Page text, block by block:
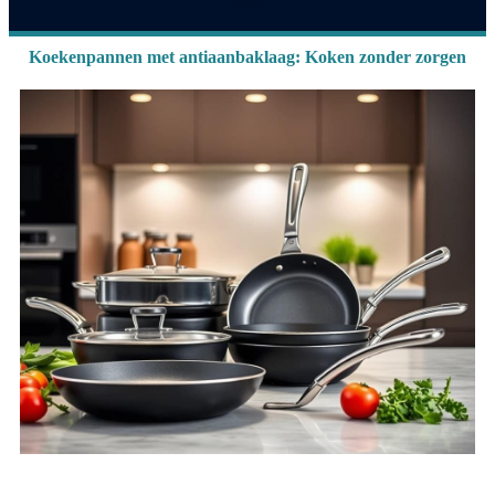
Koekenpannen met antiaanbaklaag: Koken zonder zorgen